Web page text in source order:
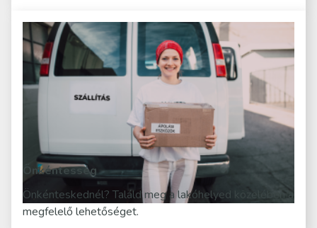
Önkéntesség
Önkénteskednél? Találd meg a lakóhelyed közelében a
megfelelő lehetőséget.